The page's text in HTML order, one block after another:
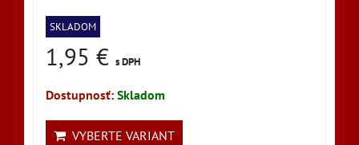
SKLADOM
1,95 € s DPH
Dostupnosť: Skladom
VYBERTE VARIANT